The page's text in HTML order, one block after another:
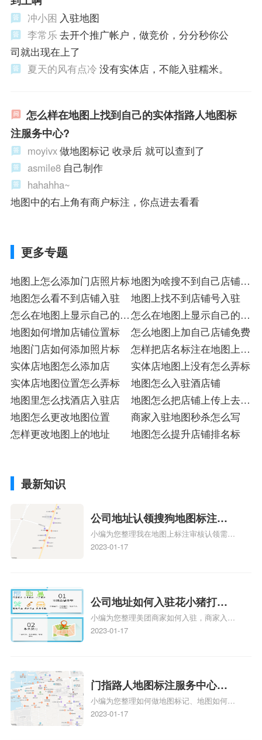
冲小困 入驻地图
李常乐 去开个推广帐户，做竞价，分分秒你公
司就出现在上了
夏天的风有点冷 没有实体店，不能入驻糯米。
怎么样在地图上找到自己的实体指路人地图标
注服务中心?
moyivx做地图标记 收录后 就可以查到了
asmile8 自己制作
hahahha~
地图中的右上角有商户标注，你点进去看看
更多专题
地图上怎么添加门店照片标地图为啥搜不到自己店铺入
驻
地图怎么看不到店铺入驻
地图上找不到店铺号入驻
怎么在地图上显示自己的店
铺标
怎么在地图上显示自己的店
铺入驻
地图如何增加店铺位置标
怎么地图上加自己店铺免费
地图门店如何添加照片标
怎样把店名标注在地图上标
店
实体店地图怎么添加店
实体店地图上没有怎么弄标
实体店地图位置怎么弄标
地图怎么入驻酒店铺
地图里怎么找酒店入驻店
地图怎么把店铺上传上去注
册
地图怎么更改地图位置
商家入驻地图秒杀怎么写
怎样更改地图上的地址
地图怎么提升店铺排名标
最新知识
公司地址认领搜狗地图标注多
久审核？公司地址认领地图标
注多久审核？
小编为您整理我在地图上标注审核认领需要
多久、我在地图上标注审核认领需要多久
情可查看下方正文！
2023-01-17
公司地址如何入驻花小猪打车
地图标记？指路人地图标注服
务中心铺如何入驻花小猪打车
小编为您整理美团商家如何入驻，商家入驻
教程、商家如何入驻地图、如何入驻地:、
2023-01-17
门指路人地图标注服务中心如
何做花小猪打车地图位置标
记？门指路人地图标注服务中
小编为您整理如何做地图标记、地图如何做
标记、so搜街景中如何做标记、360e启花贷
2023-01-17